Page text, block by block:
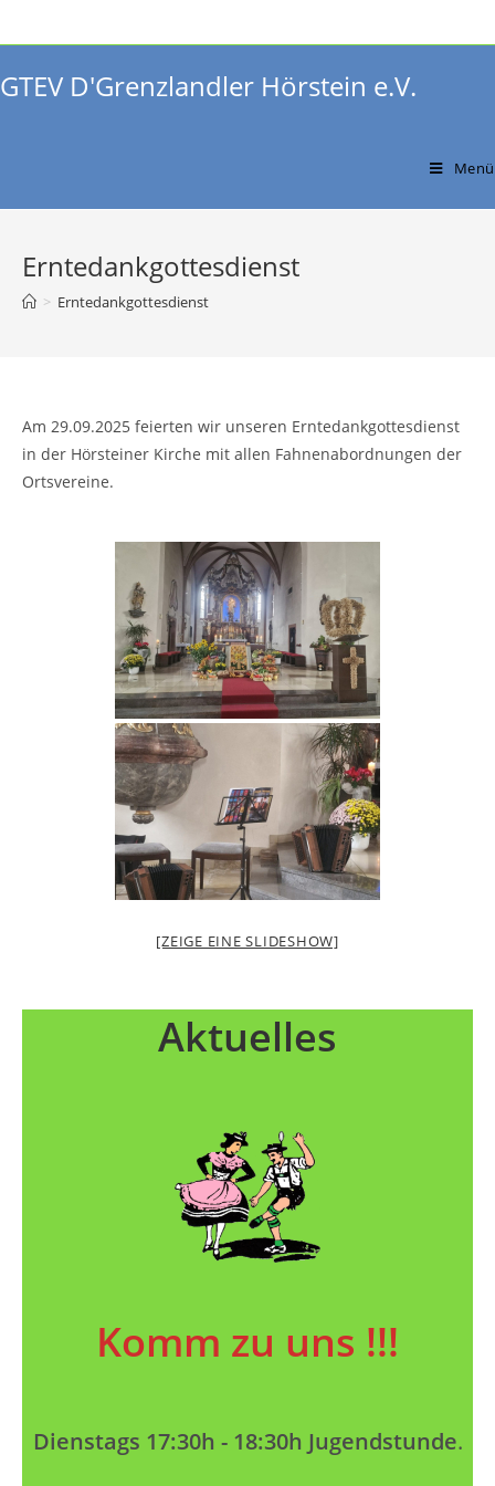
Inhalt
GTEV D'Grenzlandler Hörstein e.V.
Menü
Erntedankgottesdienst
> Erntedankgottesdienst
Am 29.09.2025 feierten wir unseren Erntedankgottesdienst
in der Hörsteiner Kirche mit allen Fahnenabordnungen der
Ortsvereine.
[ZEIGE EINE SLIDESHOW]
Aktuelles
Komm zu uns !!!
Dienstags 17:30h - 18:30h Jugendstunde.